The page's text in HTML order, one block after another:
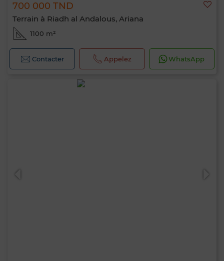
700 000 TND
Terrain à Riadh al Andalous, Ariana
1100 m²
Contacter Appelez WhatsApp